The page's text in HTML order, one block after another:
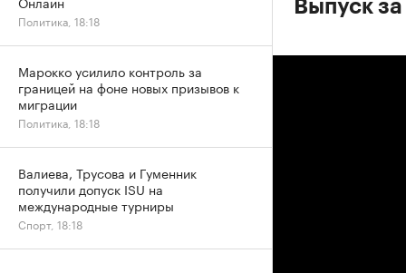
Выпуск
Политика, 18:18
Марокко усилило контроль за
границей на фоне новых призывов к
миграции
Политика, 18:18
Валиева, Трусова и Гуменник
получили допуск ISU на
международные турниры
Спорт, 18:18